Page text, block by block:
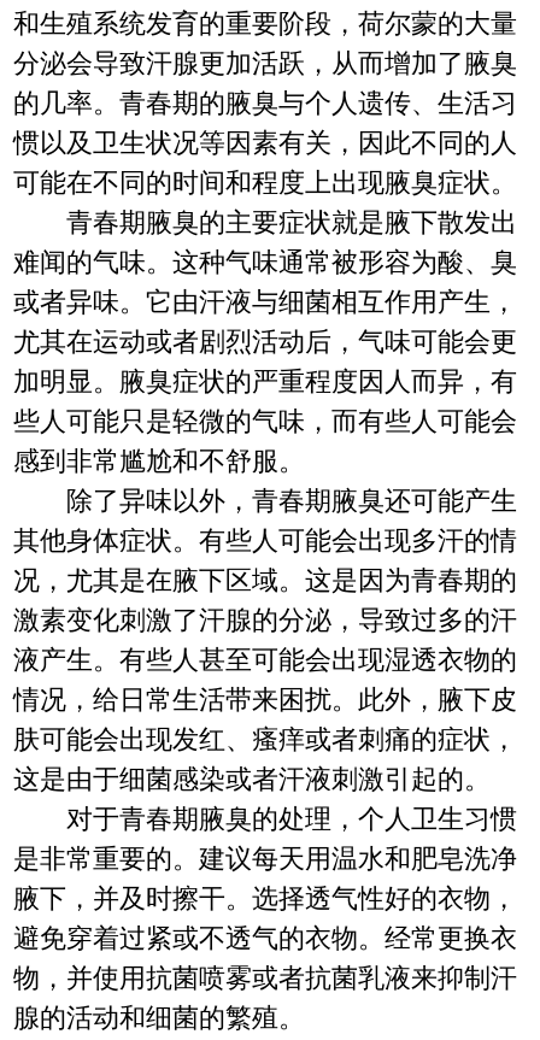
和生殖系统发育的重要阶段，荷尔蒙的大量
分泌会导致汗腺更加活跃，从而增加了腋臭
的几率。青春期的腋臭与个人遗传、生活习
惯以及卫生状况等因素有关，因此不同的人
可能在不同的时间和程度上出现腋臭症状。
青春期腋臭的主要症状就是腋下散发出
难闻的气味。这种气味通常被形容为酸、臭
或者异味。它由汗液与细菌相互作用产生，
尤其在运动或者剧烈活动后，气味可能会更
加明显。腋臭症状的严重程度因人而异，有
些人可能只是轻微的气味，而有些人可能会
感到非常尴尬和不舒服。
除了异味以外，青春期腋臭还可能产生
其他身体症状。有些人可能会出现多汗的情
况，尤其是在腋下区域。这是因为青春期的
激素变化刺激了汗腺的分泌，导致过多的汗
液产生。有些人甚至可能会出现湿透衣物的
情况，给日常生活带来困扰。此外，腋下皮
肤可能会出现发红、瘙痒或者刺痛的症状，
这是由于细菌感染或者汗液刺激引起的。
对于青春期腋臭的处理，个人卫生习惯
是非常重要的。建议每天用温水和肥皂洗净
腋下，并及时擦干。选择透气性好的衣物，
避免穿着过紧或不透气的衣物。经常更换衣
物，并使用抗菌喷雾或者抗菌乳液来抑制汗
腺的活动和细菌的繁殖。